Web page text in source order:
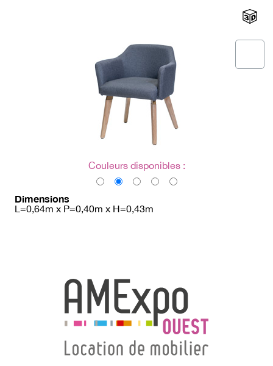
Modélisation 2D/3D
Couleurs disponibles :
Dimensions
L=0,64m x P=0,40m x H=0,43m